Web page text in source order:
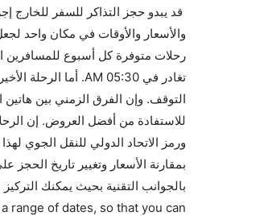
قد يبدو حجز التذاكر للسفر للخارج
رحلات متوفرة كل أسبوع
بالجوانب التقنية بحيث يمكنك
range of dates, so that you can